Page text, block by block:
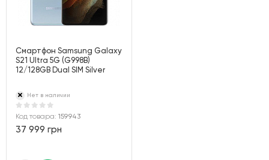
Смартфон Samsung Galaxy
S21 Ultra 5G (G998B)
12/128GB Dual SIM Silver
Нет в наличии
Код товара: 159943
37 999 грн